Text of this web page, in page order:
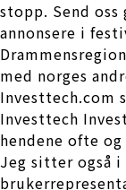
stopp. Send
annonsere i
med norges
Investtech.com
Investtech
hendene ofte
Jeg sitter også